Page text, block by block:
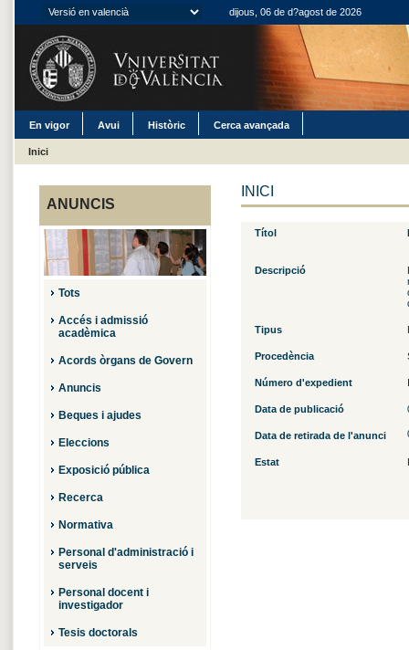
dijous, 06 de d?agost de 2026
En vigor Avui Històric Cerca avançada
Inici
ANUNCIS
Tots
Accés i admissió
acadèmica
Acords òrgans de Govern
Anuncis
Beques i ajudes
Eleccions
Exposició pública
Recerca
Normativa
Personal d'administració i
serveis
Personal docent i
investigador
Tesis doctorals
INICI
Títol
Descripció
Tipus
Procedència
Número d'expedient
Data de publicació
Data de retirada de l'anunci
Estat